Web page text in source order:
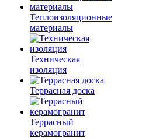
Теплоизоляционные
материалы
Техническая
изоляция
Террасная доска
Террасный
керамогранит